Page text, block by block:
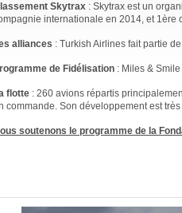
Skytrax : Skytrax est un
internationale en 2014, et 1ère
alliances : Turkish Airlines fait partie
de Fidélisation : Miles &
flotte : 260 avions répartis
commande. Son développement est
soutenons le programme de la